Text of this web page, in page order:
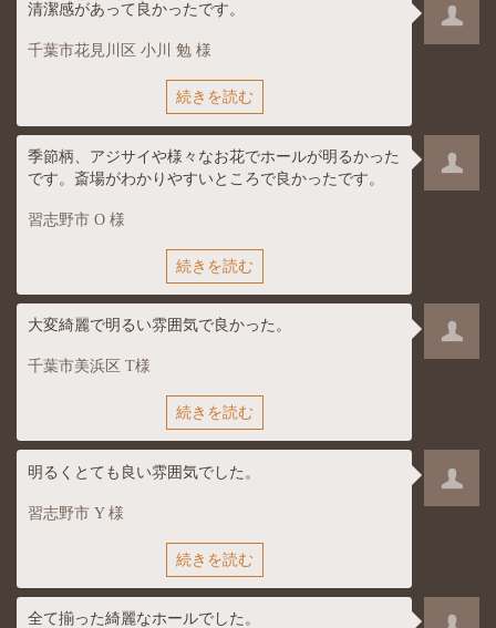
清潔感があって良かったです。
千葉市花見川区 小川 勉 様
続きを読む
季節柄、アジサイや様々なお花でホールが明るかった
です。斎場がわかりやすいところで良かったです。
習志野市 O 様
続きを読む
大変綺麗で明るい雰囲気で良かった。
千葉市美浜区 T様
続きを読む
明るくとても良い雰囲気でした。
習志野市 Y 様
続きを読む
全て揃った綺麗なホールでした。